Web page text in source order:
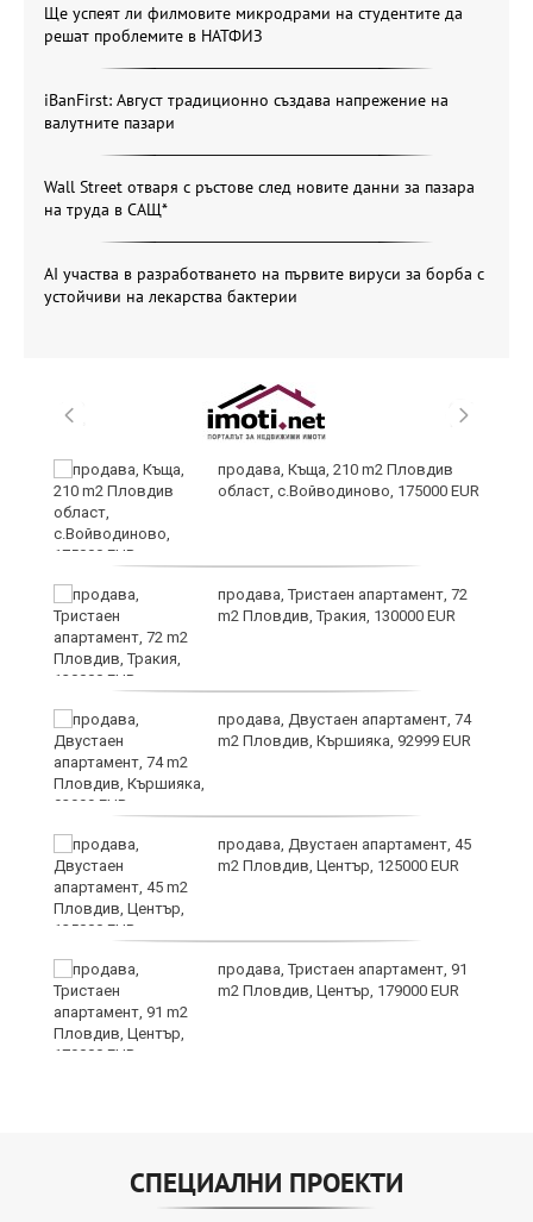
Ще успеят ли филмовите микродрами на студентите да
решат проблемите в НАТФИЗ
iBanFirst: Август традиционно създава напрежение на
валутните пазари
Wall Street отваря с ръстове след новите данни за пазара
на труда в САЩ*
AI участва в разработването на първите вируси за борба с
устойчиви на лекарства бактерии
продава, Къща, 210 m2 Пловдив
област, с.Войводиново, 175000 EUR
продава, Тристаен апартамент, 72
m2 Пловдив, Тракия, 130000 EUR
продава, Двустаен апартамент, 74
m2 Пловдив, Кършияка, 92999 EUR
продава, Двустаен апартамент, 45
m2 Пловдив, Център, 125000 EUR
продава, Тристаен апартамент, 91
m2 Пловдив, Център, 179000 EUR
СПЕЦИАЛНИ ПРОЕКТИ